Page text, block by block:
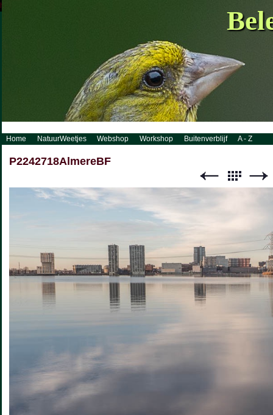
http://www.visueelconcept.nl/sitemap.xml.gz
Home NatuurWeetjes Webshop Workshop Buitenverblijf A - Z
P2242718AlmereBF